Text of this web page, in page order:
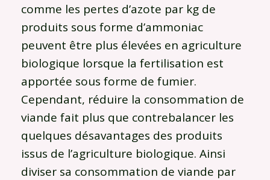
comme les pertes d’azote par kg de
produits sous forme d’ammoniac
peuvent être plus élevées en agriculture
biologique lorsque la fertilisation est
apportée sous forme de fumier.
Cependant, réduire la consommation de
viande fait plus que contrebalancer les
quelques désavantages des produits
issus de l’agriculture biologique. Ainsi
diviser sa consommation de viande par